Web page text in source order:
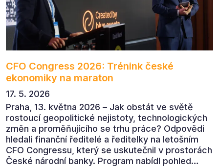
CFO Congress 2026: Trénink české
ekonomiky na maraton
17. 5. 2026
Praha, 13. května 2026 – Jak obstát ve světě
rostoucí geopolitické nejistoty, technologických
změn a proměňujícího se trhu práce? Odpovědi
hledali finanční ředitelé a ředitelky na letošním
CFO Congressu, který se uskutečnil v prostorách
České národní banky. Program nabídl pohled